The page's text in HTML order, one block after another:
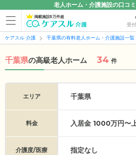
老人ホーム・介護施設の口コ
掲載施設5万件超
受
ケアスル 介護 千葉県の有料老人ホーム・介護施設一覧
千葉県の高級老人ホーム 34 件
エリア 千葉県
料金 入居金 1000万円〜
介護度/医療 指定なし